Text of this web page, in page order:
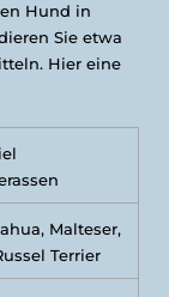
Hund in
Sie etwa
Hier eine
Malteser,
Terrier